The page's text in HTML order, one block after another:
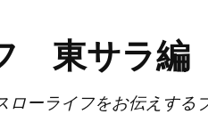
東サラ編
ーライフをお伝えする